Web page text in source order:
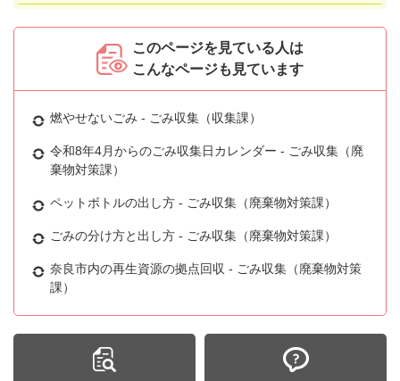
このページを見ている人は
こんなページも見ています
燃やせないごみ - ごみ収集（収集課）
令和8年4月からのごみ収集日カレンダー - ごみ収集（廃
棄物対策課）
ペットボトルの出し方 - ごみ収集（廃棄物対策課）
ごみの分け方と出し方 - ごみ収集（廃棄物対策課）
奈良市内の再生資源の拠点回収 - ごみ収集（廃棄物対策
課）